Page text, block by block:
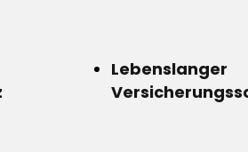
Lebenslanger